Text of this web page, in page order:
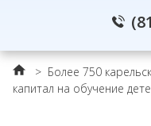
> Более 750
капитал на обучение